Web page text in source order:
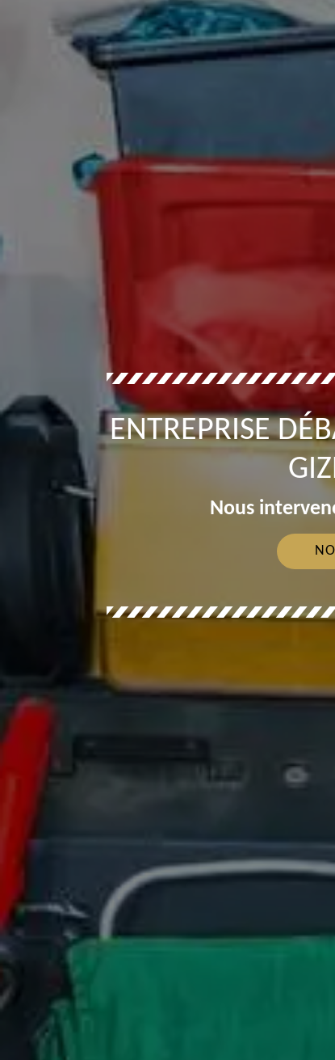
ENTREPRISE
Nous